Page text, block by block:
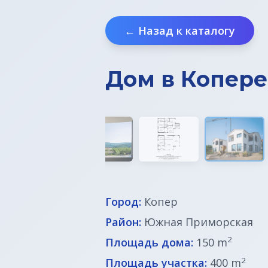
← Назад к каталогу
Дом в
Город: Копер
Район: Южная Приморская
Площадь дома: 150 m2
Площадь участка: 400 m2